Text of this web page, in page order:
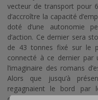
vecteur de transport pour
d’accroître la capacité
doté d’une autonomie
d’action. Ce dernier sera
de 43 tonnes fixé sur le
connecté à ce dernier par
l’imaginaire des romans
Alors que jusqu’à
regagnaient le bord par